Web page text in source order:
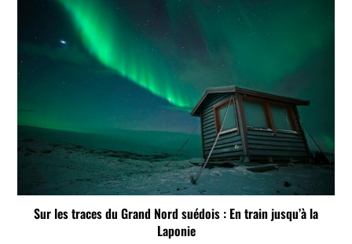
Sur les traces du Grand Nord suédois : En train jusqu’à la
Laponie